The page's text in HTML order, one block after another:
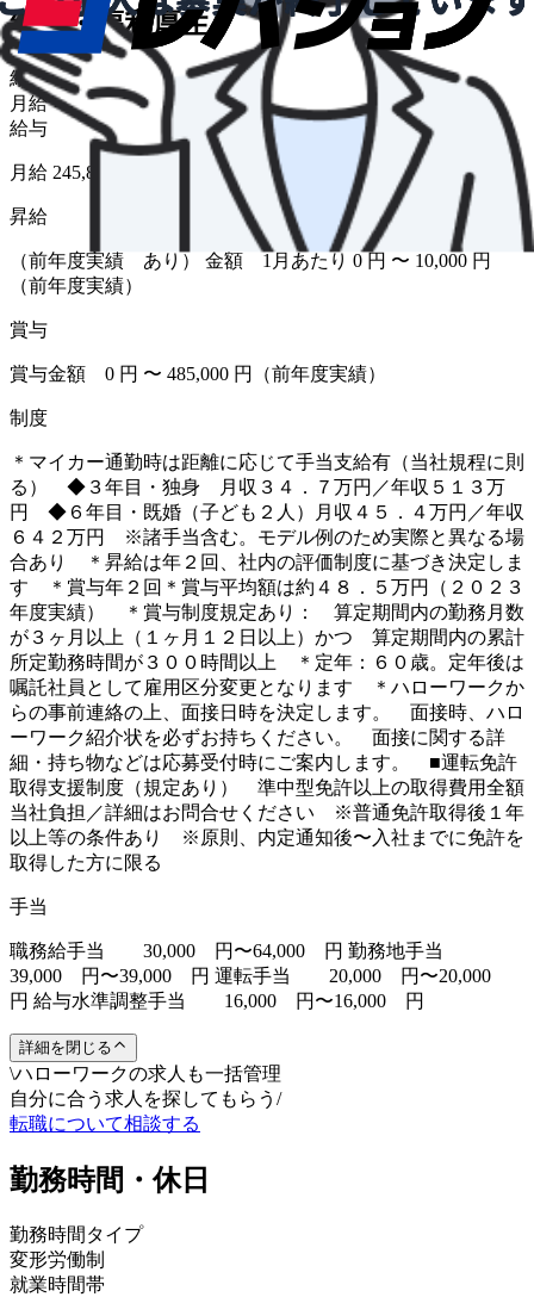
給与・福利厚生
給与形態
月給
給与
月給 245,800円〜318,800円
昇給
（前年度実績 あり） 金額 1月あたり 0 円 〜 10,000 円
（前年度実績）
賞与
賞与金額 0 円 〜 485,000 円（前年度実績）
制度
＊マイカー通勤時は距離に応じて手当支給有（当社規程に則
る） ◆３年目・独身 月収３４．７万円／年収５１３万
円 ◆６年目・既婚（子ども２人）月収４５．４万円／年収
６４２万円 ※諸手当含む。モデル例のため実際と異なる場
合あり ＊昇給は年２回、社内の評価制度に基づき決定しま
す ＊賞与年２回＊賞与平均額は約４８．５万円（２０２３
年度実績） ＊賞与制度規定あり： 算定期間内の勤務月数
が３ヶ月以上（１ヶ月１２日以上）かつ 算定期間内の累計
所定勤務時間が３００時間以上 ＊定年：６０歳。定年後は
嘱託社員として雇用区分変更となります ＊ハローワークか
らの事前連絡の上、面接日時を決定します。 面接時、ハロ
ーワーク紹介状を必ずお持ちください。 面接に関する詳
細・持ち物などは応募受付時にご案内します。 ■運転免許
取得支援制度（規定あり） 準中型免許以上の取得費用全額
当社負担／詳細はお問合せください ※普通免許取得後１年
以上等の条件あり ※原則、内定通知後〜入社までに免許を
取得した方に限る
手当
職務給手当 30,000 円〜64,000 円 勤務地手当
39,000 円〜39,000 円 運転手当 20,000 円〜20,000
円 給与水準調整手当 16,000 円〜16,000 円
詳細を閉じる
\ハローワークの求人も一括管理
自分に合う求人を探してもらう /
転職について相談する
勤務時間・休日
勤務時間タイプ
変形労働制
就業時間帯